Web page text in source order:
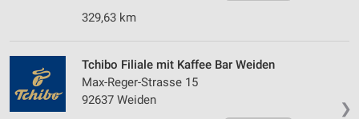
329,63 km
❯
Tchibo Filiale mit Kaffee Bar Weiden
Max-Reger-Strasse 15
92637 Weiden